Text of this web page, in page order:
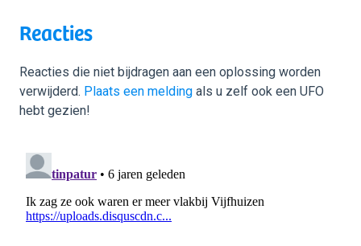
Reacties
Reacties die niet bijdragen aan een oplossing worden
verwijderd. Plaats een melding als u zelf ook een UFO
hebt gezien!